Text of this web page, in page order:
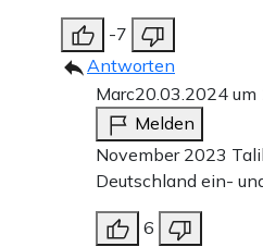
-7
Antworten
Marc20.03.2024 um
Melden
November 2023
Deutschland ein-
6